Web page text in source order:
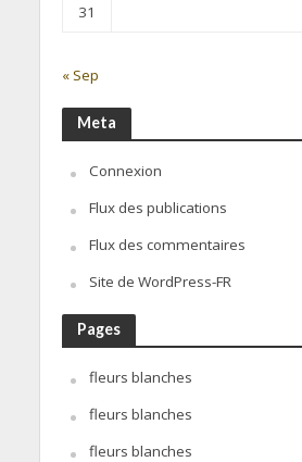
31
« Sep
Meta
Connexion
Flux des publications
Flux des commentaires
Site de WordPress-FR
Pages
fleurs blanches
fleurs blanches
fleurs blanches